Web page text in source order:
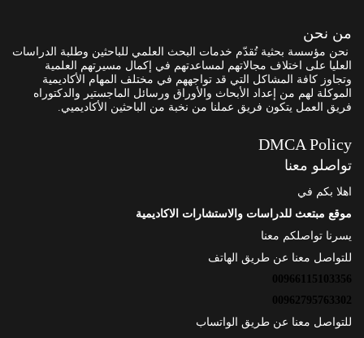
من نحن
نحن مؤسسة بحثية تُقدّم خدمات البحث العلمي للباحثين وطلبة الدراسات
العليا على اختلاف مجالاتهم لمساعدتهم في إكمال مسيرتهم العلمية
وتجاوز كافة المشاكل التي قد تواجههم في مختلف المهام الأكاديمية
الموكلة لهم من إعداد الأبحاث والأوراق ورسائل الماجستير والدكتوراه
فريق العمل يتكون فريق عملنا من نخبة من الباحثين الأكاديميي.
DMCA Policy
تواصلو معنا
اهلا بكم في
موقع مبتعث للدراسات والاستشارات الاكاديمية
يسرنا تواصلكم معنا
للتواصل معنا عن طريق الهاتف
00966115103356
00962795763302
للتواصل معنا عن طريق الواتساب